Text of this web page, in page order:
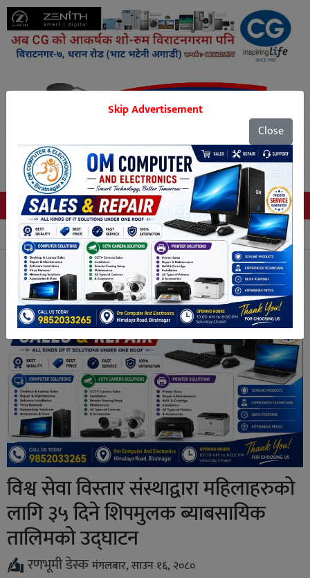
Tags
विश्व सेवा विस्तार संस्थाद्वारा महिलाहरुको
लागि ३५ दिने शिपमुलक ब्याबसायिक
तालिमको उद्घाटन
रणभूमी डेस्कमंगलबार, साउन १६, २०८०
Skip Advertisement
Close